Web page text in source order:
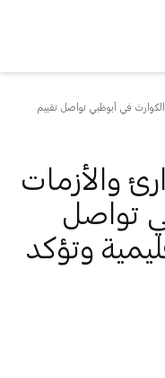
في أبوظبي تواصل تقييم
والأزمات
تواصل
وتؤكد